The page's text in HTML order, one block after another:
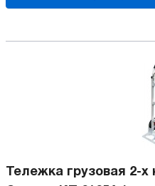
Тележка грузовая 2-